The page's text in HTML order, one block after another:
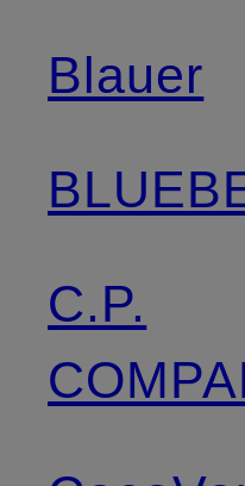
Blauer
C.P.